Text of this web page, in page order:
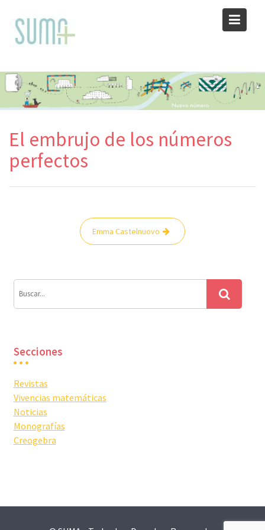
content
El embrujo de los números
perfectos
Navegación
Emma Castelnuovo
Secciones
Revistas
Vivencias matemáticas
Noticias
Monografías
Creogebra